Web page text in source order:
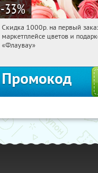
-33%
12:07:36
Россия
Скидка 1000р. на первый
маркетплейсе цветов и
«Флаувау»
Промокод